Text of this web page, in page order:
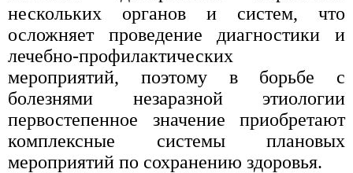
нескольких органов и систем, что
осложняет проведение диагностики и
лечебно-профилактических
мероприятий, поэтому в борьбе с
болезнями незаразной этиологии
первостепенное значение приобретают
комплексные системы плановых
мероприятий по сохранению здоровья.